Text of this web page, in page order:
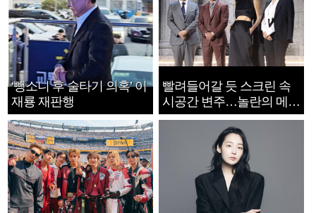
‘뺑소니 후 술타기 의혹’ 이
재룡 재판행
빨려들어갈 듯 스크린 속
시공간 변주…놀란의 메시
지는 ‘전쟁 속죄’